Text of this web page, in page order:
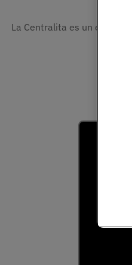
La Centralita es un